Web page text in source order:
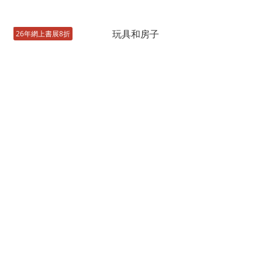
26年網上書展8折